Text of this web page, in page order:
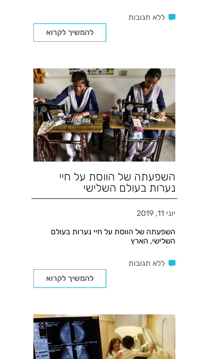
ללא תגובות
להמשיך לקרוא
השפעתה של הווסת על חיי
נערות בעולם השלישי
יוני 11, 2019
השפעתה של הווסת על חיי נערות בעולם
השלישי, הארץ
ללא תגובות
להמשיך לקרוא